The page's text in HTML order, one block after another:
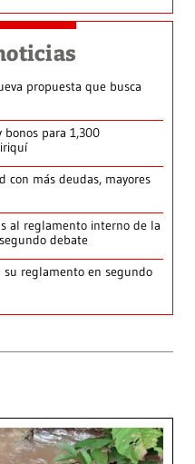
propuesta que busca
bonos para 1,300
con más deudas, mayores
al reglamento interno de la
debate
su reglamento en segundo